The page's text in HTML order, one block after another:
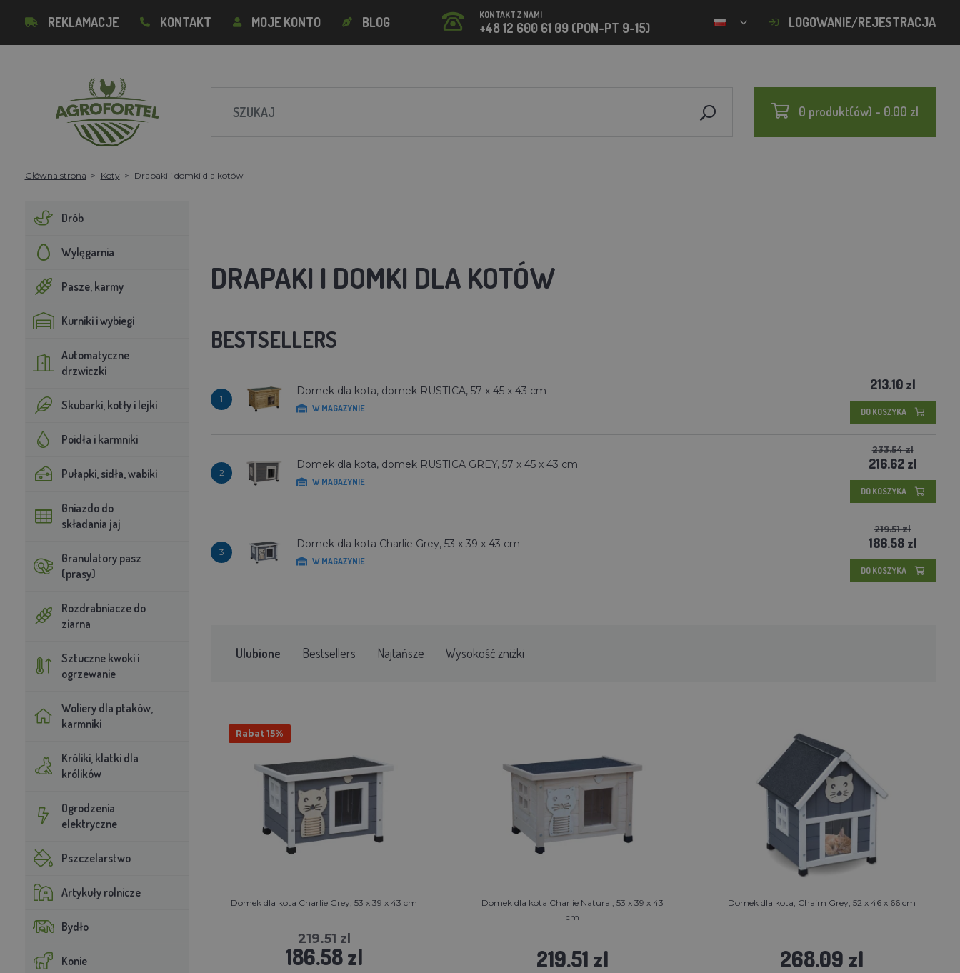
REKLAMACJE KONTAKT MOJE KONTO BLOG KONTAKT Z NAMI
+48 12 600 61 09 (PON-PT 9-15) LOGOWANIE/REJESTRACJA
0 produkt(ów) - 0.00 zl
Główna strona Koty Drapaki i domki dla kotów
Drób
Wylęgarnia
Pasze, karmy
Kurniki i wybiegi
Automatyczne
drzwiczki
Skubarki, kotły i lejki
Poidła i karmniki
Pułapki, sidła, wabiki
Gniazdo do
składania jaj
Granulatory pasz
(prasy)
Rozdrabniacze do
ziarna
Sztuczne kwoki i
ogrzewanie
Woliery dla ptaków,
karmniki
Króliki, klatki dla
królików
Ogrodzenia
elektryczne
Pszczelarstwo
Artykuły rolnicze
Bydło
Konie
DRAPAKI I DOMKI DLA KOTÓW
BESTSELLERS
1
Domek dla kota, domek RUSTICA, 57 x 45 x 43 cm
W MAGAZYNIE
213.10 zl
DO KOSZYKA
2
Domek dla kota, domek RUSTICA GREY, 57 x 45 x 43 cm
W MAGAZYNIE
233.54 zl
216.62 zl
DO KOSZYKA
3
Domek dla kota Charlie Grey, 53 x 39 x 43 cm
W MAGAZYNIE
219.51 zl
186.58 zl
DO KOSZYKA
Ulubione Bestsellers Najtańsze Wysokość zniżki
Rabat 15%
Domek dla kota Charlie Grey, 53 x 39 x 43 cm
219.51 zl
186.58 zl
Domek dla kota Charlie Natural, 53 x 39 x 43
cm
219.51 zl
Domek dla kota, Chaim Grey, 52 x 46 x 66 cm
268.09 zl